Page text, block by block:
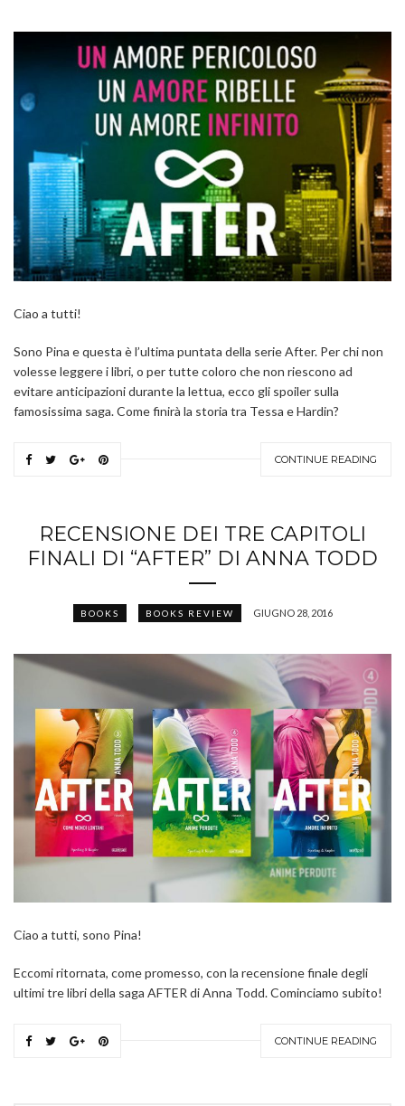
Ciao a tutti!
Sono Pina e questa è l’ultima puntata della serie After. Per chi non
volesse leggere i libri, o per tutte coloro che non riescono ad
evitare anticipazioni durante la lettua, ecco gli spoiler sulla
famosissima saga. Come finirà la storia tra Tessa e Hardin?
CONTINUE READING
RECENSIONE DEI TRE CAPITOLI
FINALI DI “AFTER” DI ANNA TODD
BOOKS BOOKS REVIEW GIUGNO 28, 2016
Ciao a tutti, sono Pina!
Eccomi ritornata, come promesso, con la recensione finale degli
ultimi tre libri della saga AFTER di Anna Todd. Cominciamo subito!
CONTINUE READING